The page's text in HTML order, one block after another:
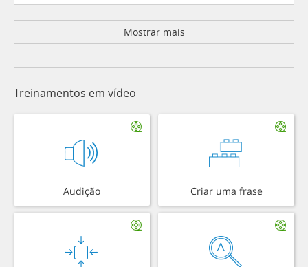
Mostrar mais
Treinamentos em vídeo
Audição Criar uma frase